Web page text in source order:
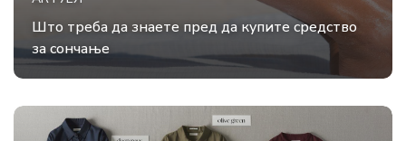
Што треба да знаете пред да купите средство
за сончање